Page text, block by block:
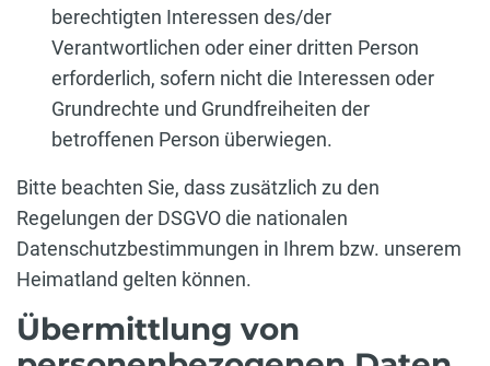
berechtigten Interessen des/der
Verantwortlichen oder einer dritten Person
erforderlich, sofern nicht die Interessen oder
Grundrechte und Grundfreiheiten der
betroffenen Person überwiegen.
Bitte beachten Sie, dass zusätzlich zu den
Regelungen der DSGVO die nationalen
Datenschutzbestimmungen in Ihrem bzw. unserem
Heimatland gelten können.
Übermittlung von